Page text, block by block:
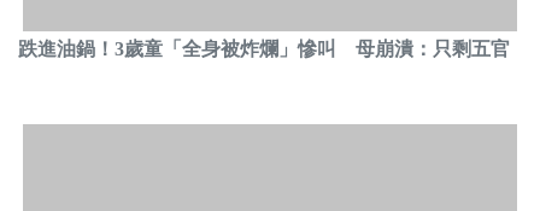
跌進油鍋！3歲童「全身被炸爛」慘叫 母崩潰：只剩五官